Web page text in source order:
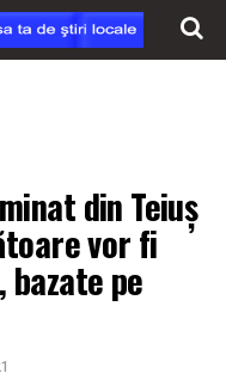
din Teiuș
vor fi
pe